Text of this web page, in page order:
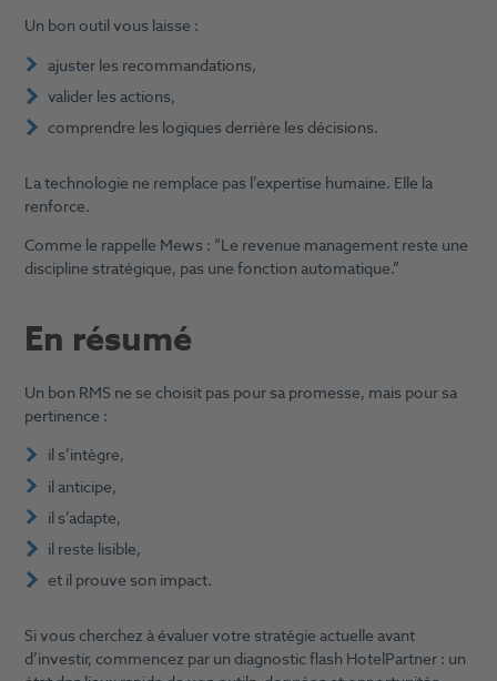
Un bon outil vous laisse :
ajuster les recommandations,
valider les actions,
comprendre les logiques derrière les décisions.
La technologie ne remplace pas l’expertise humaine. Elle la
renforce.
Comme le rappelle Mews : “Le revenue management reste une
discipline stratégique, pas une fonction automatique.”
En résumé
Un bon RMS ne se choisit pas pour sa promesse, mais pour sa
pertinence :
il s’intègre,
il anticipe,
il s’adapte,
il reste lisible,
et il prouve son impact.
Si vous cherchez à évaluer votre stratégie actuelle avant
d’investir, commencez par un diagnostic flash HotelPartner : un